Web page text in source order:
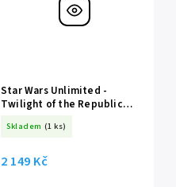
Star Wars Unlimited -
Twilight of the Republic
Skladem (1 ks)
2 149 Kč